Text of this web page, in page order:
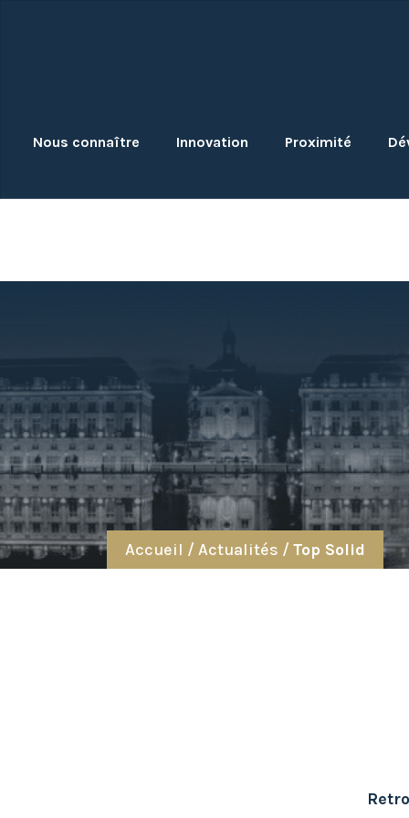
Nous connaître Innovation Proximité
Accueil / Actualités / Top Solid